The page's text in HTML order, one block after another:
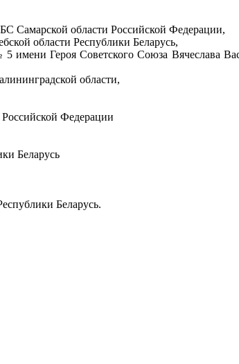
Самарской области Российской Федерации,
области Республики Беларусь,
имени Героя Советского Союза Вячеслава
области,
Федерации
Беларусь
Беларусь.